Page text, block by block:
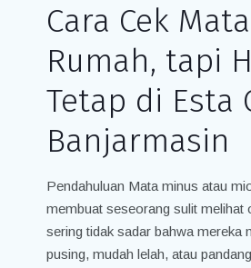
Cara Cek
Rumah, tapi
Tetap di Esta
Banjarmasin
Pendahuluan Mata minus atau
membuat seseorang sulit melihat
sering tidak sadar bahwa mereka
pusing, mudah lelah, atau